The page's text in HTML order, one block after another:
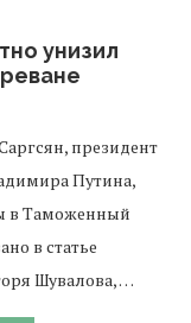
унизил
президент
Путина,
в Таможенный
в статье
Шувалова, …